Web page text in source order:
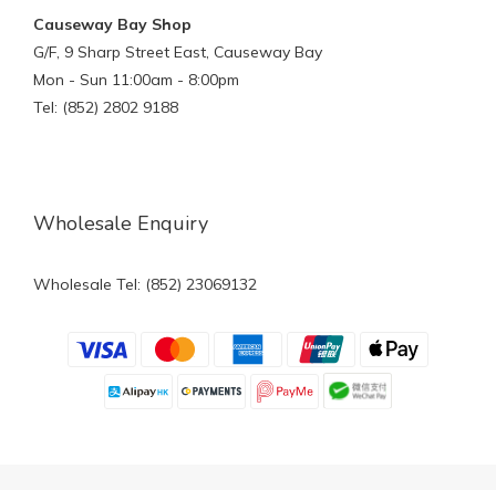
Causeway Bay Shop
G/F, 9 Sharp Street East, Causeway Bay
Mon - Sun 11:00am - 8:00pm
Tel: (852) 2802 9188
Wholesale Enquiry
Wholesale Tel: (852) 23069132